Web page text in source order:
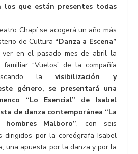
los que están presentes todas
Chapí se acogerá un año más
de Cultura “Danza a Escena”
en el pasado mes de abril la
“Vuelos” de la compañía
lavisibilización y
género, se presentará una
“Lo Esencial” de Isabel
de danza contemporánea “La
Malboro”, con seis
dirigidos por la coreógrafa Isabel
una apuesta por la danza y por la